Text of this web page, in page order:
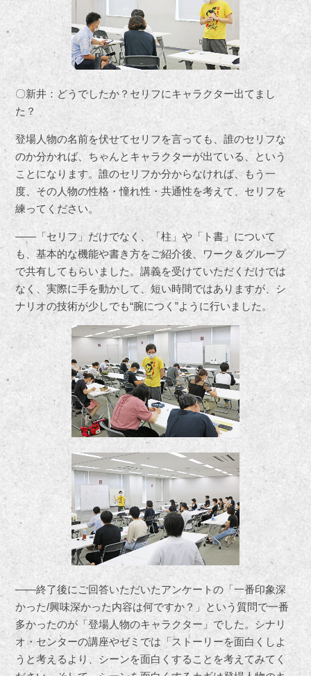
〇新井：どうでしたか？セリフにキャラクター出てまし
た？
登場人物の名前を伏せてセリフを言っても、誰のセリフな
のか分かれば、ちゃんとキャラクターが出ている、という
ことになります。誰のセリフか分からなければ、もう一
度、その人物の性格・憧れ性・共通性を考えて、セリフを
練ってください。
――「セリフ」だけでなく、「柱」や「ト書」について
も、基本的な機能や書き方をご紹介後、ワーク＆グループ
で共有してもらいました。講義を受けていただくだけでは
なく、実際に手を動かして、短い時間ではありますが、シ
ナリオの技術が少しでも“腕につく”ように行いました。
――終了後にご回答いただいたアンケートの「一番印象深
かった/興味深かった内容は何ですか？」という質問で一番
多かったのが「登場人物のキャラクター」でした。シナリ
オ・センターの講座やゼミでは「ストーリーを面白くしよ
うと考えるより、シーンを面白くすることを考えてみてく